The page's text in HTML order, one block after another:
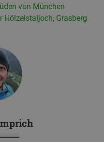
von München
Hölzelstaljoch, Grasberg